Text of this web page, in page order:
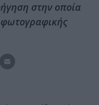
στην οποία
φωτογραφικής